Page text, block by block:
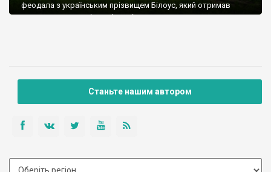
феодала з українським прізвищем Білоус, який отримав
поселення у власність відповідно до грамоти молдавського
Станьте нашим автором